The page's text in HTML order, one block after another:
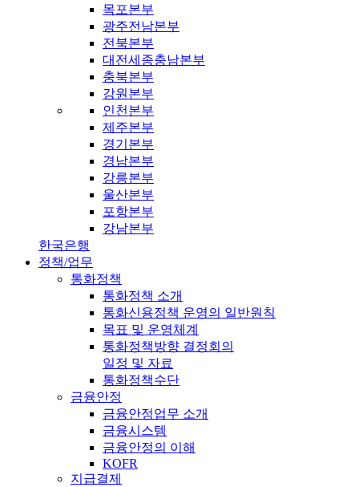
목포본부
광주전남본부
전북본부
대전세종충남본부
충북본부
강원본부
인천본부
제주본부
경기본부
경남본부
강릉본부
울산본부
포항본부
강남본부
한국은행
정책/업무
통화정책
통화정책 소개
통화신용정책 운영의 일반원칙
목표 및 운영체계
통화정책방향 결정회의
일정 및 자료
통화정책수단
금융안정
금융안정업무 소개
금융시스템
금융안정의 이해
KOFR
지급결제